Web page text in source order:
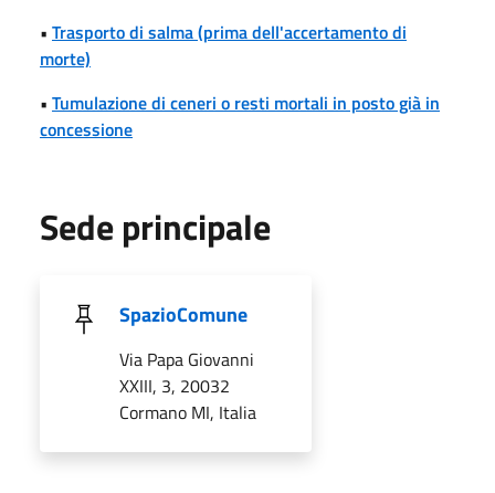
• Trasporto di salma (prima dell'accertamento di
morte)
• Tumulazione di ceneri o resti mortali in posto già in
concessione
Sede principale
SpazioComune
Via Papa Giovanni
XXIII, 3, 20032
Cormano MI, Italia